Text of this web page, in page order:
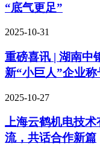
“底气更足”
2025-10-31
重磅喜讯 | 湖南中
新“小巨人”企业称
2025-10-27
上海云鹤机电技
流，共话合作新篇